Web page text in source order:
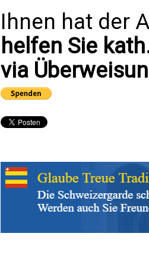
Ihnen hat der
helfen Sie
via